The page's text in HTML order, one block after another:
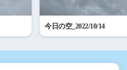
今日の空_2022/10/14